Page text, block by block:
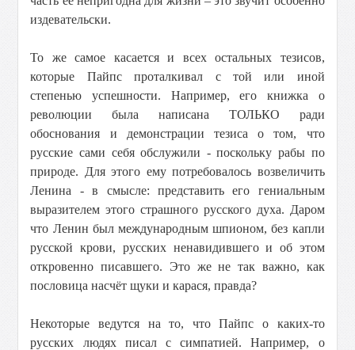
издевательски.
То же самое касается и всех остальных тезисов,
которые Пайпс проталкивал с той или иной
степенью успешности. Например, его книжка о
революции была написана ТОЛЬКО ради
обоснования и демонстрации тезиса о том, что
русские сами себя обслужили - поскольку рабы по
природе. Для этого ему потребовалось возвеличить
Ленина - в смысле: представить его гениальным
выразителем этого страшного русского духа. Даром
что Ленин был международным шпионом, без капли
русской крови, русских ненавидившего и об этом
откровенно писавшего. Это же не так важно, как
пословица насчёт щуки и карася, правда?
Некоторые ведутся на то, что Пайпс о каких-то
русских людях писал с симпатией. Например, о